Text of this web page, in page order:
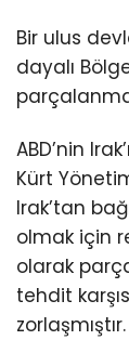
Bir ulus
dayalı
ABD’nin
Kürt
Irak’tan
olmak için
olarak
tehdit